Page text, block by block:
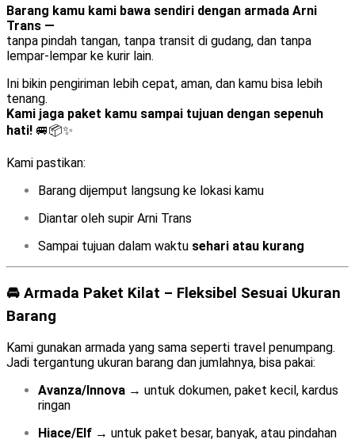
Barang kamu kami bawa sendiri dengan armada Arni
Trans —
tanpa pindah tangan, tanpa transit di gudang, dan tanpa
lempar-lempar ke kurir lain.
Ini bikin pengiriman lebih cepat, aman, dan kamu bisa lebih
tenang.
Kami jaga paket kamu sampai tujuan dengan sepenuh
hati! 🚐📦✨
Kami pastikan:
Barang dijemput langsung ke lokasi kamu
Diantar oleh supir Arni Trans
Sampai tujuan dalam waktu sehari atau kurang
🚘 Armada Paket Kilat – Fleksibel Sesuai Ukuran
Barang
Kami gunakan armada yang sama seperti travel penumpang.
Jadi tergantung ukuran barang dan jumlahnya, bisa pakai:
Avanza/Innova → untuk dokumen, paket kecil, kardus
ringan
Hiace/Elf → untuk paket besar, banyak, atau pindahan